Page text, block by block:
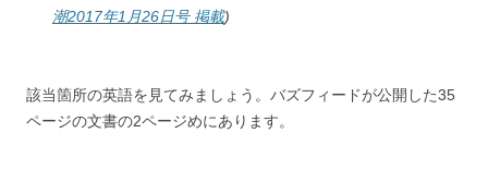
潮2017年1月26日号 掲載)
該当箇所の英語を見てみましょう。バズフィードが公開した35
ページの文書の2ページめにあります。